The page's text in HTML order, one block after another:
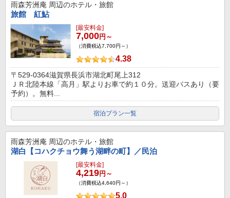
雨森芳洲庵 周辺のホテル・旅館
旅館 紅鮎
[最安料金]
7,000円～
（消費税込7,700円～）
4.38
〒529-0364滋賀県長浜市湖北町尾上312
ＪＲ北陸本線「高月」駅よりお車で約１０分。送迎バスあり（要
予約）。無料...
宿泊プラン一覧
雨森芳洲庵 周辺のホテル・旅館
湖白【コハクチョウ舞う湖畔の町】／民泊
[最安料金]
4,219円～
（消費税込4,640円～）
5.0